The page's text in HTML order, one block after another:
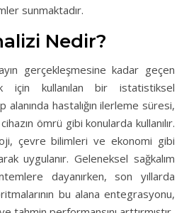
sunmaktadır.
Nedir?
gerçekleşmesine kadar geçen
için kullanılan bir istatistiksel
alanında hastalığın ilerleme süresi,
ömrü gibi konularda kullanılır.
çevre bilimleri ve ekonomi gibi
uygulanır. Geleneksel sağkalım
dayanırken, son yıllarda
bu alana entegrasyonu,